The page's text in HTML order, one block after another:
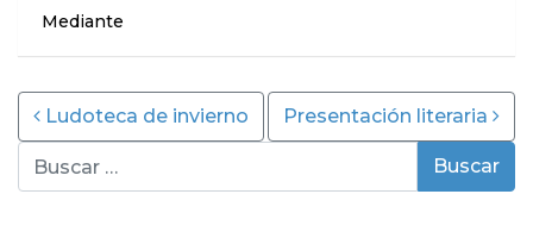
Mediante
Post navigation
Ludoteca de invierno Presentación literaria